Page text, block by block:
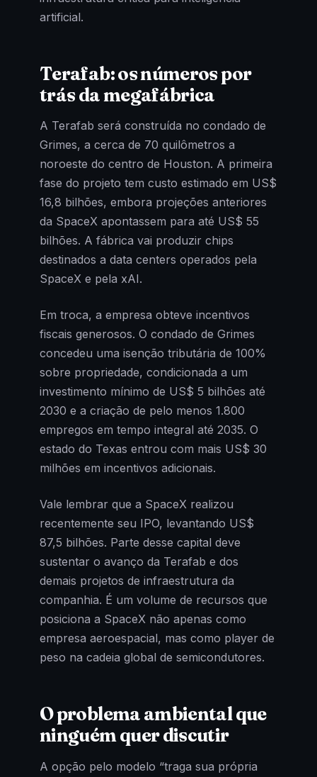
artificial.
Terafab: os números por
trás da megafábrica
A Terafab será construída no condado de
Grimes, a cerca de 70 quilômetros a
noroeste do centro de Houston. A primeira
fase do projeto tem custo estimado em US$
16,8 bilhões, embora projeções anteriores
da SpaceX apontassem para até US$ 55
bilhões. A fábrica vai produzir chips
destinados a data centers operados pela
SpaceX e pela xAI.
Em troca, a empresa obteve incentivos
fiscais generosos. O condado de Grimes
concedeu uma isenção tributária de 100%
sobre propriedade, condicionada a um
investimento mínimo de US$ 5 bilhões até
2030 e a criação de pelo menos 1.800
empregos em tempo integral até 2035. O
estado do Texas entrou com mais US$ 30
milhões em incentivos adicionais.
Vale lembrar que a SpaceX realizou
recentemente seu IPO, levantando US$
87,5 bilhões. Parte desse capital deve
sustentar o avanço da Terafab e dos
demais projetos de infraestrutura da
companhia. É um volume de recursos que
posiciona a SpaceX não apenas como
empresa aeroespacial, mas como player de
peso na cadeia global de semicondutores.
O problema ambiental que
ninguém quer discutir
A opção pelo modelo “traga sua própria